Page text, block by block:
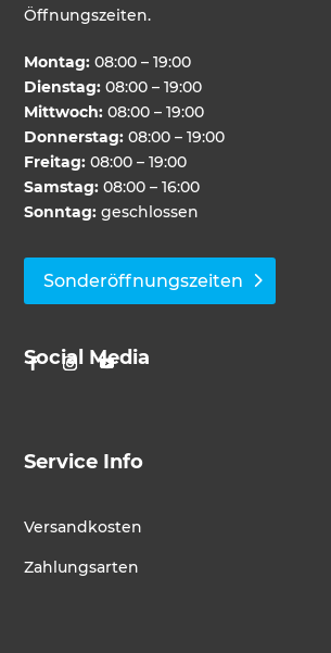
Öffnungszeiten.
Montag: 08:00 – 19:00
Dienstag: 08:00 – 19:00
Mittwoch: 08:00 – 19:00
Donnerstag: 08:00 – 19:00
Freitag: 08:00 – 19:00
Samstag: 08:00 – 16:00
Sonntag: geschlossen
Sonderöffnungszeiten
Social Media
Service Info
Versandkosten
Zahlungsarten